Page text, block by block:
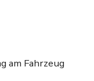
am Fahrzeug